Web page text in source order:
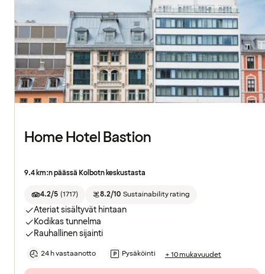
Home Hotel Bastion
9.4 km:n päässä Kolbotn keskustasta
4.2/5 (1717) 8.2/10 Sustainability rating
Ateriat sisältyvät hintaan
Kodikas tunnelma
Rauhallinen sijainti
24 h vastaanotto Pysäköinti + 10 mukavuudet